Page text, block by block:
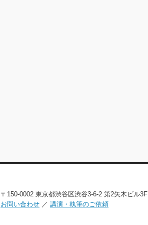
〒150-0002 東京都渋谷区渋谷3-6-2 第2矢木ビル3F
お問い合わせ ／ 講演・執筆のご依頼